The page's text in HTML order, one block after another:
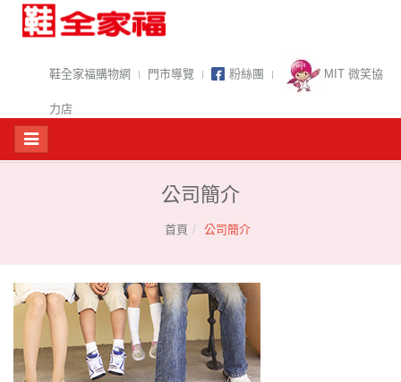
鞋全家福購物網 門市導覽 粉絲團 MIT 微笑協
力店
公司簡介
首頁 公司簡介